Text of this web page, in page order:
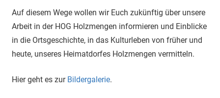
Auf diesem Wege wollen wir Euch zukünftig über unsere
Arbeit in der HOG Holzmengen informieren und Einblicke
in die Ortsgeschichte, in das Kulturleben von früher und
heute, unseres Heimatdorfes Holzmengen vermitteln.
Hier geht es zur Bildergalerie.